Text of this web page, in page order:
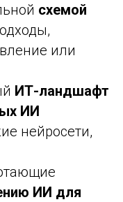
схемой
или
ИТ-ландшафт
ИИ
нейросети,
ИИ для